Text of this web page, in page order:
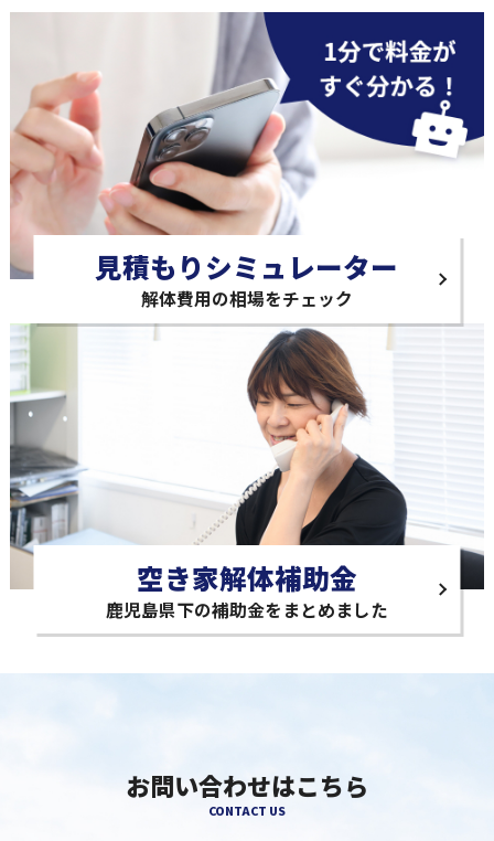
見積もりシミュレーター
解体費用の相場をチェック
空き家解体補助金
鹿児島県下の補助金をまとめました
お問い合わせはこちら
CONTACT US